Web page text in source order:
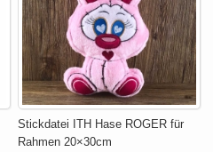
Stickdatei ITH Hase ROGER für
Rahmen 20×30cm